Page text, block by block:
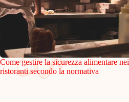
Come gestire la sicurezza alimentare nei
ristoranti secondo la normativa